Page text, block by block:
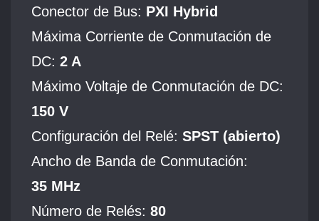
Conector de Bus: PXI Hybrid
Máxima Corriente de Conmutación de
DC: 2 A
Máximo Voltaje de Conmutación de DC:
150 V
Configuración del Relé: SPST (abierto)
Ancho de Banda de Conmutación:
35MHz
Número de Relés: 80